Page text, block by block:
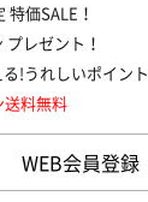
特価SALE！
レゼント！
!うれしいポイント
送料無料
WEB会員登録